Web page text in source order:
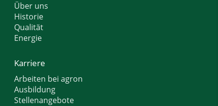
Über uns
Historie
Qualität
Energie
Karriere
Arbeiten bei agron
Ausbildung
Stellenangebote